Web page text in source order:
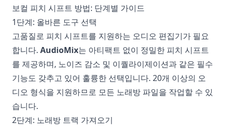
보컬 피치 시프트 방법: 단계별 가이드
1단계: 올바른 도구 선택
고품질로 피치 시프트를 지원하는 오디오 편집기가 필요
합니다. AudioMix는 아티팩트 없이 정밀한 피치 시프트
를 제공하며, 노이즈 감소 및 이퀄라이제이션과 같은 필수
기능도 갖추고 있어 훌륭한 선택입니다. 20개 이상의 오
디오 형식을 지원하므로 모든 노래방 파일을 작업할 수 있
습니다.
2단계: 노래방 트랙 가져오기